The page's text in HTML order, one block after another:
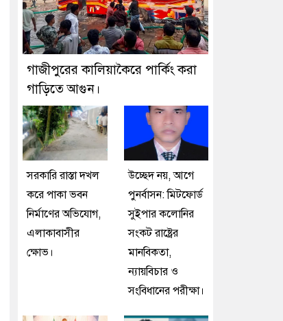
গাজীপুরের কালিয়াকৈরে পার্কিং করা
গাড়িতে আগুন।
সরকারি রাস্তা দখল
করে পাকা ভবন
নির্মাণের অভিযোগ,
এলাকাবাসীর
ক্ষোভ।
উচ্ছেদ নয়, আগে
পুনর্বাসন: মিটফোর্ড
সুইপার কলোনির
সংকট রাষ্ট্রের
মানবিকতা,
ন্যায়বিচার ও
সংবিধানের পরীক্ষা।